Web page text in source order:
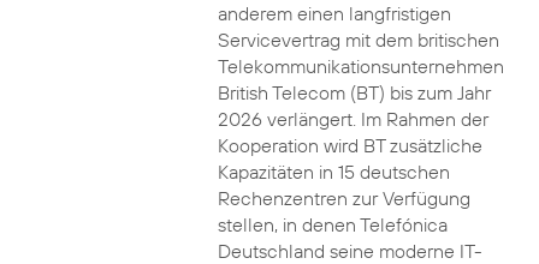
anderem einen langfristigen
Servicevertrag mit dem britischen
Telekommunikationsunternehmen
British Telecom (BT) bis zum Jahr
2026 verlängert. Im Rahmen der
Kooperation wird BT zusätzliche
Kapazitäten in 15 deutschen
Rechenzentren zur Verfügung
stellen, in denen Telefónica
Deutschland seine moderne IT-